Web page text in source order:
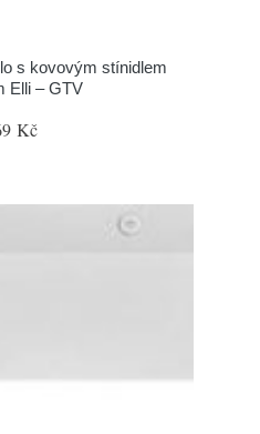
s kovovým stínidlem
Elli – GTV
Kč